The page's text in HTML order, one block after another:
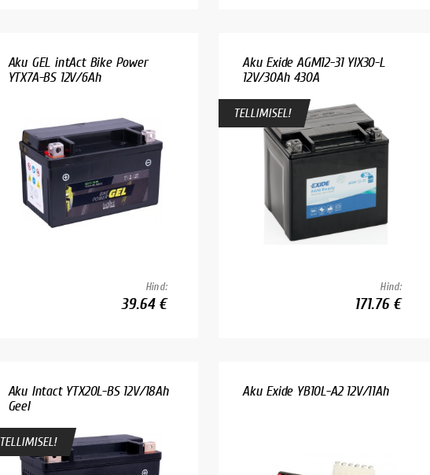
Aku GEL intAct Bike Power
YTX7A-BS 12V/6Ah
Hind:
39.64 €
Aku Exide AGM12-31 YIX30-L
12V/30Ah 430A
TELLIMISEL!
Hind:
171.76 €
Aku Intact YTX20L-BS 12V/18Ah
Geel
TELLIMISEL!
Aku Exide YB10L-A2 12V/11Ah